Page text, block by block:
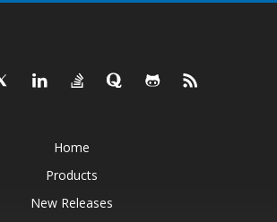
Home
Products
New Releases